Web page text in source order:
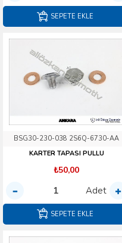
SEPETE EKLE
BSG30-230-038 2S6Q-6730-AA
KARTER TAPASI PULLU
₺50,00
Adet
SEPETE EKLE